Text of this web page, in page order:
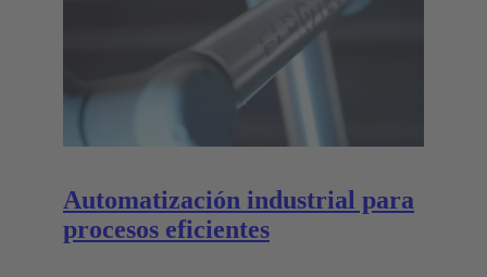
Automatización industrial para
procesos eficientes